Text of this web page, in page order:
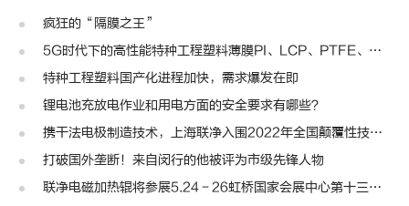
疯狂的“隔膜之王”
5G时代下的高性能特种工程塑料薄膜PI、LCP、PTFE、PPS、PEEK、PEN
特种工程塑料国产化进程加快，需求爆发在即
锂电池充放电作业和用电方面的安全要求有哪些？
携干法电极制造技术，上海联净入围2022年全国颠覆性技术创新大赛
打破国外垄断！来自闵行的他被评为市级先锋人物
联净电磁加热辊将参展5.24－26虹桥国家会展中心第十三届模切展